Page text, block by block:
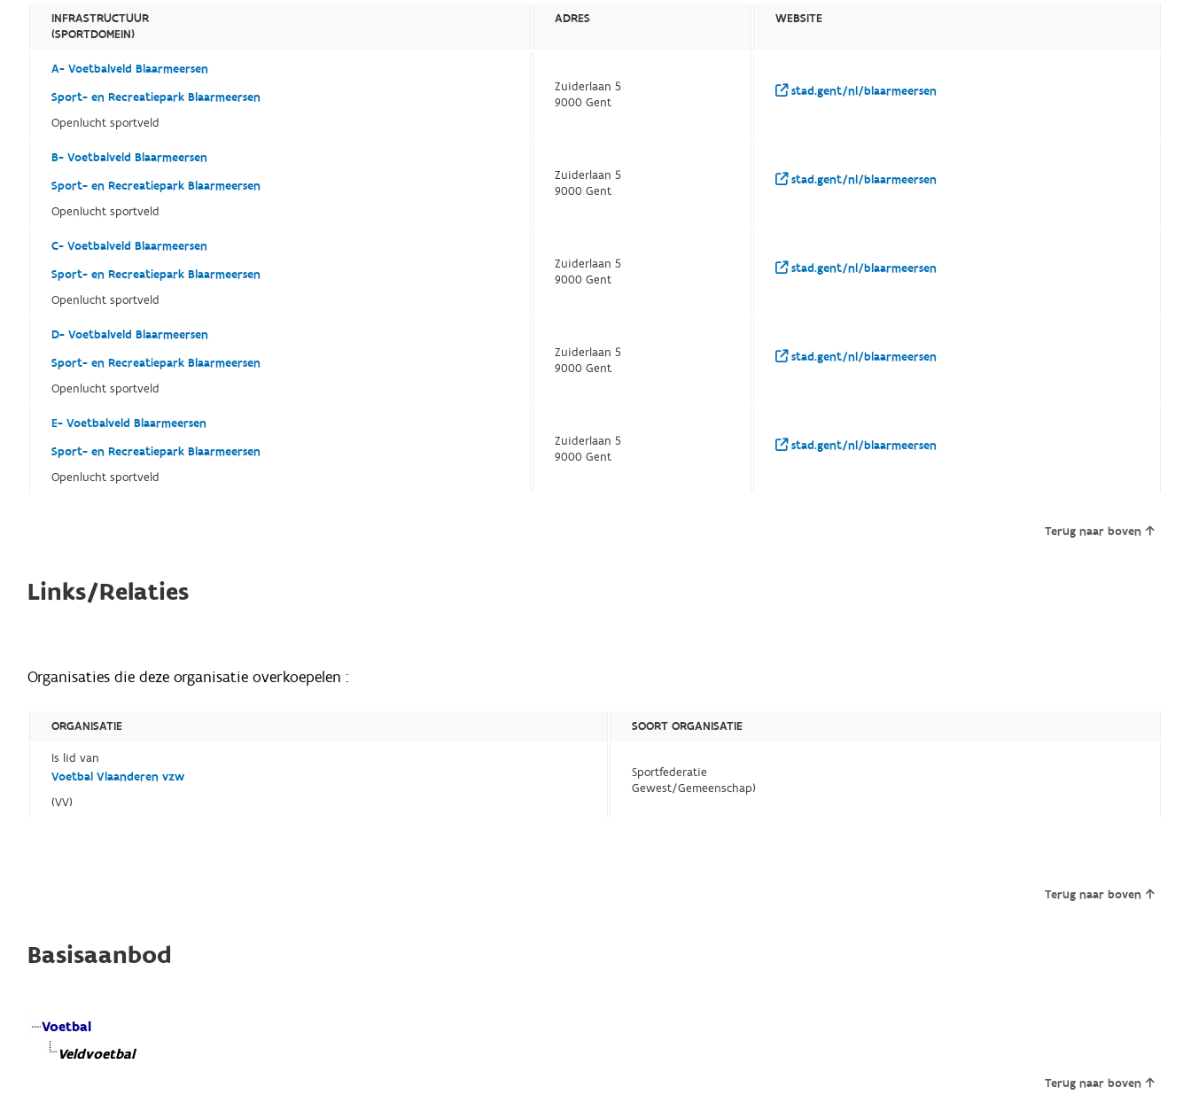
INFRASTRUCTUUR
(SPORTDOMEIN)
ADRES WEBSITE
A- Voetbalveld Blaarmeersen
Sport- en Recreatiepark Blaarmeersen
Openlucht sportveld
Zuiderlaan 5
9000 Gent
stad.gent/nl/blaarmeersen
B- Voetbalveld Blaarmeersen
Sport- en Recreatiepark Blaarmeersen
Openlucht sportveld
Zuiderlaan 5
9000 Gent
stad.gent/nl/blaarmeersen
C- Voetbalveld Blaarmeersen
Sport- en Recreatiepark Blaarmeersen
Openlucht sportveld
Zuiderlaan 5
9000 Gent
stad.gent/nl/blaarmeersen
D- Voetbalveld Blaarmeersen
Sport- en Recreatiepark Blaarmeersen
Openlucht sportveld
Zuiderlaan 5
9000 Gent
stad.gent/nl/blaarmeersen
E- Voetbalveld Blaarmeersen
Sport- en Recreatiepark Blaarmeersen
Openlucht sportveld
Zuiderlaan 5
9000 Gent
stad.gent/nl/blaarmeersen
Terug naar boven
Links/Relaties
Organisaties die deze organisatie overkoepelen :
ORGANISATIE
SOORT ORGANISATIE
Is lid van
Voetbal Vlaanderen vzw
(VV)
Sportfederatie
Gewest/Gemeenschap)
Terug naar boven
Basisaanbod
Voetbal
Veldvoetbal
Terug naar boven